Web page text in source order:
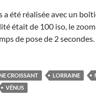
a été réalisée avec un
était de 100 iso, le
de pose de 2 secondes.
CROISSANT LORRAINE
VÉNUS